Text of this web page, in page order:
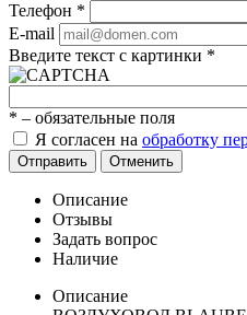
Телефон *
E-mail
Введите текст с картинки *
* – обязательные поля
Я согласен на обработку
Отправить Отменить
Описание
Отзывы
Задать вопрос
Наличие
Описание